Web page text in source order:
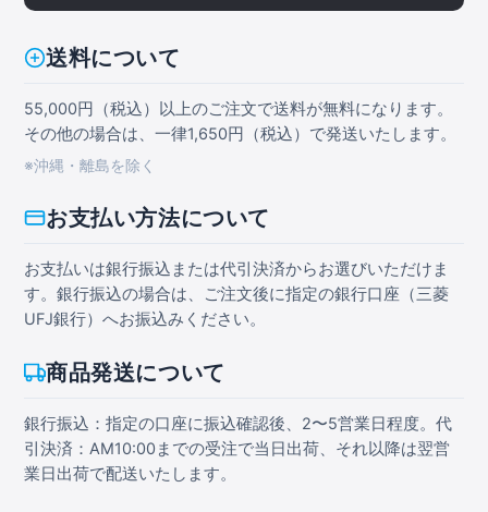
送料について
55,000円（税込）以上のご注文で送料が無料になります。
その他の場合は、一律1,650円（税込）で発送いたします。
※沖縄・離島を除く
お支払い方法について
お支払いは銀行振込または代引決済からお選びいただけま
す。銀行振込の場合は、ご注文後に指定の銀行口座（三菱
UFJ銀行）へお振込みください。
商品発送について
銀行振込：指定の口座に振込確認後、2〜5営業日程度。代
引決済：AM10:00までの受注で当日出荷、それ以降は翌営
業日出荷で配送いたします。